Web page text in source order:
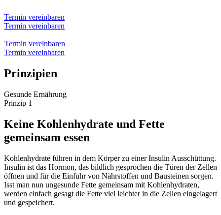
Termin vereinbaren
Termin vereinbaren
Termin vereinbaren
Termin vereinbaren
Prinzipien
Gesunde Ernährung
Prinzip 1
Keine Kohlenhydrate und Fette
gemeinsam essen
Kohlenhydrate führen in dem Körper zu einer Insulin Ausschüttung.
Insulin ist das Hormon, das bildlich gesprochen die Türen der Zellen
öffnen und für die Einfuhr von Nährstoffen und Bausteinen sorgen.
Isst man nun ungesunde Fette gemeinsam mit Kohlenhydraten,
werden einfach gesagt die Fette viel leichter in die Zellen eingelagert
und gespeichert.